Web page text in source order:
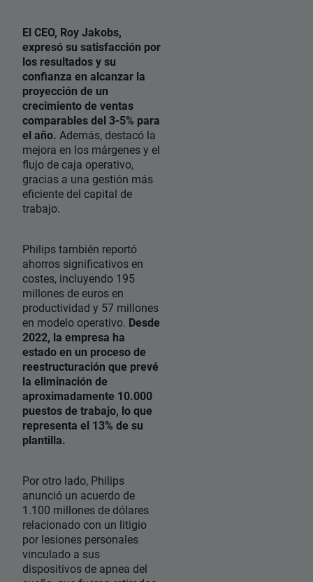
El CEO, Roy Jakobs,
expresó su satisfacción por
los resultados y su
confianza en alcanzar la
proyección de un
crecimiento de ventas
comparables del 3-5% para
el año. Además, destacó la
mejora en los márgenes y el
flujo de caja operativo,
gracias a una gestión más
eficiente del capital de
trabajo.
Philips también reportó
ahorros significativos en
costes, incluyendo 195
millones de euros en
productividad y 57 millones
en modelo operativo. Desde
2022, la empresa ha
estado en un proceso de
reestructuración que prevé
la eliminación de
aproximadamente 10.000
puestos de trabajo, lo que
representa el 13% de su
plantilla.
Por otro lado, Philips
anunció un acuerdo de
1.100 millones de dólares
relacionado con un litigio
por lesiones personales
vinculado a sus
dispositivos de apnea del